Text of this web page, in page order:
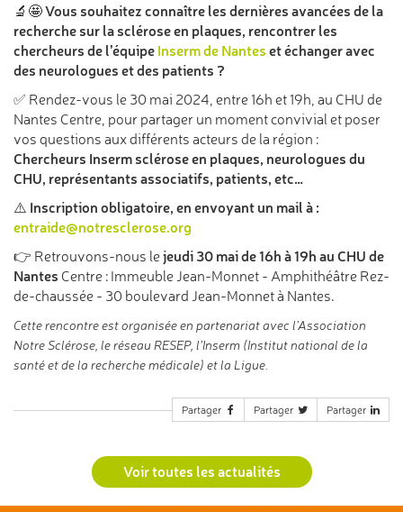
🔬🤩Vous souhaitez connaître les dernières avancées de la
recherche sur la sclérose en plaques, rencontrer les
chercheurs de l’équipeInserm de Nanteset échanger avec
des neurologues et des patients ?
✅ Rendez-vous le 30 mai 2024, entre 16h et 19h, au CHU de
Nantes Centre, pour partager un moment convivial et poser
vos questions aux différents acteurs de la région :
Chercheurs Inserm sclérose en plaques, neurologues du
CHU, représentants associatifs, patients, etc…
⚠️ Inscription obligatoire, en envoyant un mail à :
entraide@notresclerose.org
👉 Retrouvons-nous lejeudi 30 mai de 16h à 19h au CHU de
Nantes Centre : Immeuble Jean-Monnet - Amphithéâtre Rez-
de-chaussée - 30 boulevard Jean-Monnet à Nantes.
Cette rencontre est organisée en partenariat avec l’Association
Notre Sclérose, le réseau RESEP, l’Inserm (Institut national de la
santé et de la recherche médicale) et la Ligue.
Partager Partager Partager
Voir toutes les actualités